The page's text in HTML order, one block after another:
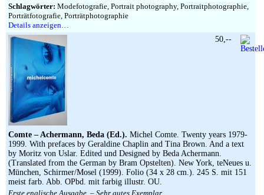
Schlagwörter: Modefotografie, Portrait photography, Portraitphotographie,
Porträtfotografie, Porträtphotographie
Details anzeigen…
Comte – Achermann, Beda (Ed.). Michel Comte. Twenty years 1979-
1999. With prefaces by Geraldine Chaplin and Tina Brown. And a text
by Moritz von Uslar. Edited und Designed by Beda Achermann.
(Translated from the German by Bram Opstelten). New York, teNeues u.
München, Schirmer/Mosel (1999). Folio (34 x 28 cm.). 245 S. mit 151
meist farb. Abb. OPbd. mit farbig illustr. OU.
Erste englische Ausgabe. – Sehr gutes Exemplar.
50,--